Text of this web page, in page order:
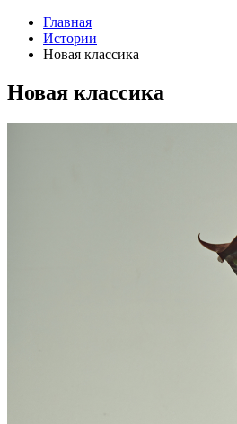
Главная
Истории
Новая классика
Новая классика